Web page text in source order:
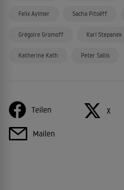
Felix Aylmer Sacha Pitoëff
Grégoire Gromoff Karl Stepanek
Katherine Kath Peter Sallis
Teilen X
Mailen